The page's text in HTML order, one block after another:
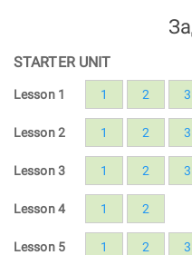
STARTER UNIT
Lesson 1 1 2 3
Lesson 2 1 2 3
Lesson 3 1 2 3
Lesson 4 1 2
Lesson 5 1 2 3